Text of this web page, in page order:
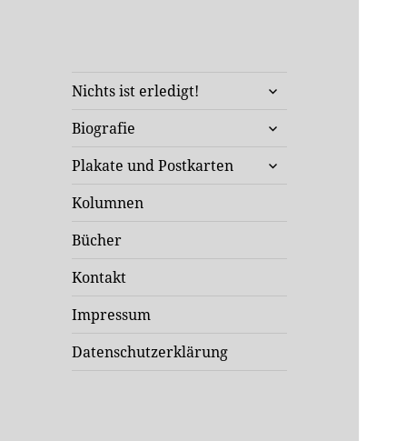
Klaus Staeck
Unterwegs in Sachen Kunst
Nichts ist erledigt!
untermenü
Biografie
untermenü
Plakate und Postkarten
untermenü
Kolumnen
Bücher
Kontakt
Impressum
Datenschutzerklärung